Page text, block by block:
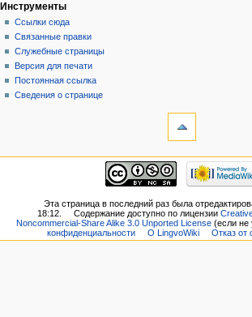
Инструменты
Ссылки сюда
Связанные правки
Служебные страницы
Версия для печати
Постоянная ссылка
Сведения о странице
Эта страница в последний раз была
18:12.
Содержание доступно по лицензии
Noncommercial-Share Alike 3.0 Unported License(если не
конфиденциальности
О LingvoWiki Отказ от